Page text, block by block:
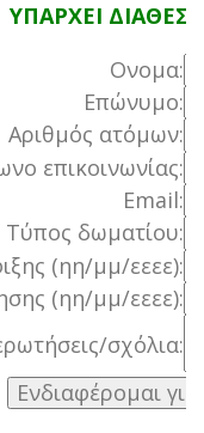
ΥΠΑΡΧΕΙ
Ονομα:
Επώνυμο:
Αριθμός ατόμων:
επικοινωνίας:
Email:
Τύπος δωματίου:
(ηη/μμ/εεεε):
(ηη/μμ/εεεε):
σχόλια: